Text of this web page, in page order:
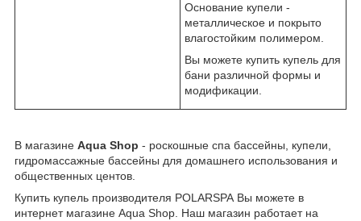
Основание купели -
металлическое и покрыто
влагостойким полимером.
Вы можете купить купель для
бани различной формы и
модификации.
В магазине Aqua Shop - роскошные спа бассейны, купели,
гидромассажные бассейны для домашнего использования и
общественных центов.
Купить купель производителя POLARSPA Вы можете в
интернет магазине Aqua Shop. Наш магазин работает на